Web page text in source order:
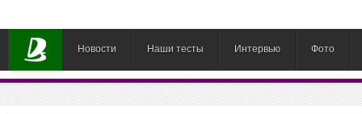
Новости Наши тесты Интервью Фото